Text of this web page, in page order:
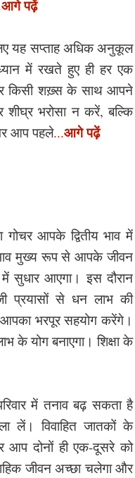
आगे पढ़ें
यह सप्ताह अधिक अनुकूल
में रखते हुए ही हर एक
किसी शख़्स के साथ आपने
शीघ्र भरोसा न करें, बल्कि
आप पहले...आगे पढ़ें
आपके द्वितीय भाव में
मुख्य रूप से आपके जीवन
सुधार आएगा। इस दौरान
प्रयासों से धन लाभ की
आपका भरपूर सहयोग करेंगे।
के योग बनाएगा। शिक्षा के
में तनाव बढ़ सकता है
लें। विवाहित जातकों के
आप दोनों ही एक-दूसरे को
जीवन अच्छा चलेगा और